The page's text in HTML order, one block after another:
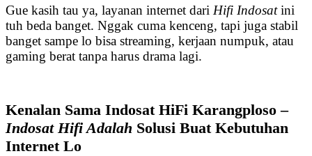
Gue kasih tau ya, layanan internet dari Hifi Indosatini
tuh beda banget. Nggak cuma kenceng, tapi juga stabil
banget sampe lo bisa streaming, kerjaan numpuk, atau
gaming berat tanpa harus drama lagi.
Kenalan Sama Indosat HiFi Karangploso –
Indosat Hifi Adalah Solusi Buat Kebutuhan
Internet Lo